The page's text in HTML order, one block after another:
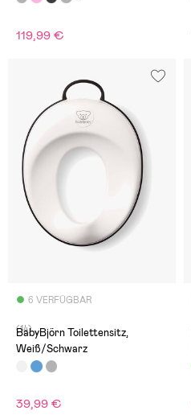
119,99 €
6 VERFÜGBAR
(14)
BabyBjörn Toilettensitz,
Weiß/Schwarz
39,99 €